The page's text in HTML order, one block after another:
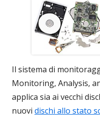
Il sistema di
Monitoring, Analysis,
applica sia ai vecchi
nuovi dischi allo stato